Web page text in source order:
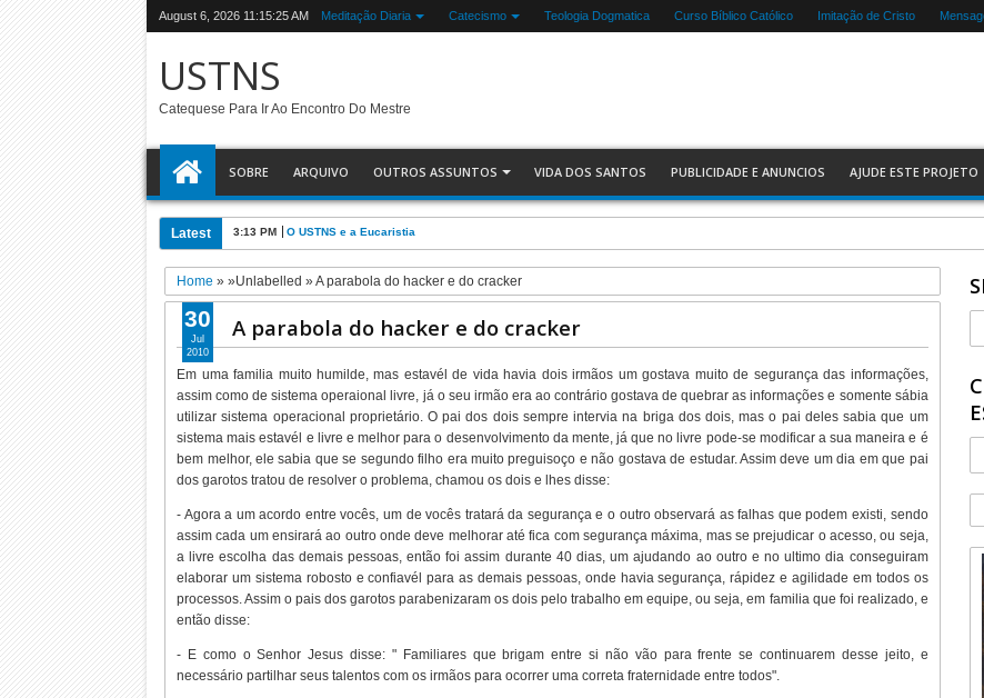
August 6, 2026 11:15:26 AM Meditação Diaria Catecismo Teologia Dogmatica Curso Bíblico Católico Imitação de Cristo
USTNS
Catequese Para Ir Ao Encontro Do Mestre
SOBRE ARQUIVO OUTROS ASSUNTOS VIDA DOS SANTOS PUBLICIDADE E ANUNCIOS AJUDE ESTE PROJETO
Latest 3:13 PM O USTNS e a Eucaristia
Home » »Unlabelled »A parabola do hacker e do cracker
A parabola do hacker e do cracker
Em uma familia muito humilde, mas estavél de vida havia dois irmãos um gostava muito de segurança das informações,
assim como de sistema operaional livre, já o seu irmão era ao contrário gostava de quebrar as informações e somente sábia
utilizar sistema operacional proprietário. O pai dos dois sempre intervia na briga dos dois, mas o pai deles sabia que um
sistema mais estavél e livre e melhor para o desenvolvimento da mente, já que no livre pode-se modificar a sua maneira e é
bem melhor, ele sabia que se segundo filho era muito preguisoço e não gostava de estudar. Assim deve um dia em que pai
dos garotos tratou de resolver o problema, chamou os dois e lhes disse:
- Agora a um acordo entre vocês, um de vocês tratará da segurança e o outro observará as falhas que podem existi, sendo
assim cada um ensirará ao outro onde deve melhorar até fica com segurança máxima, mas se prejudicar o acesso, ou seja,
a livre escolha das demais pessoas, então foi assim durante 40 dias, um ajudando ao outro e no ultimo dia conseguiram
elaborar um sistema robosto e confiavél para as demais pessoas, onde havia segurança, rápidez e agilidade em todos os
processos. Assim o pais dos garotos parabenizaram os dois pelo trabalho em equipe, ou seja, em familia que foi realizado, e
então disse:
- E como o Senhor Jesus disse: " Familiares que brigam entre si não vão para frente se continuarem desse jeito, e
necessário partilhar seus talentos com os irmãos para ocorrer uma correta fraternidade entre todos".
30
Jul
2010